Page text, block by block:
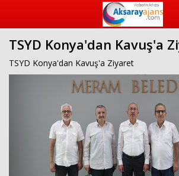
beylikdüzü
escort
beylikdüzü
escort
bayan
TSYD Konya'dan Kavuş'a
TSYD Konya'dan Kavuş'a Ziyaret